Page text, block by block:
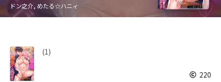
ドン之介, めたる☆ハニィ
(1)
220